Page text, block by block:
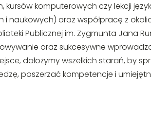
komputerowych czy lekcji
oraz współpracę z
Publicznej im. Zygmunta Jana
oraz sukcesywne
dołożymy wszelkich starań, by
poszerzać kompetencje i